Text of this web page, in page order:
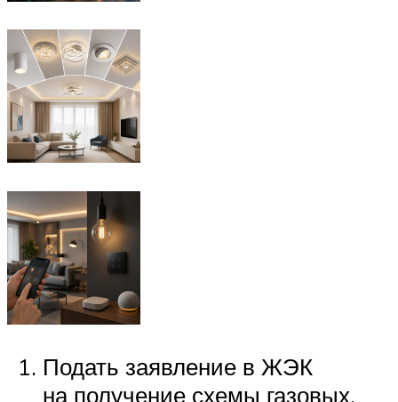
Подать заявление в ЖЭК
на получение схемы газовых,